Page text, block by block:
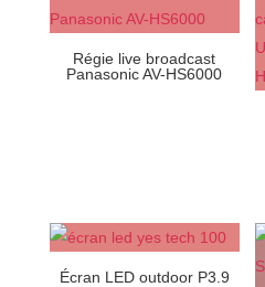
Régie live broadcast
Panasonic AV-HS6000
Écran LED outdoor P3.9